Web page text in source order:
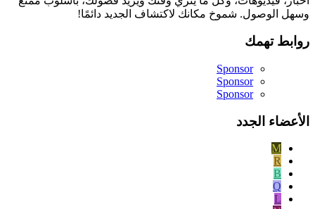
وسهل الوصول. شموخ مكانك لاكتشاف الجديد دائمًا!
روابط تهمك
Sponsor
Sponsor
Sponsor
الأعضاء الجدد
M
R
B
Q
L